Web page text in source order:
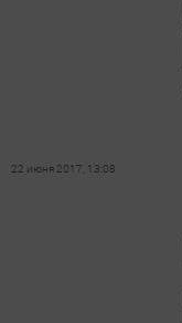
22 июня 2017, 13:08